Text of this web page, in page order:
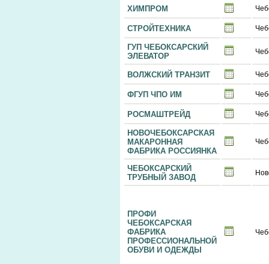
ХИМПРОМ
СТРОЙТЕХНИКА
ГУП ЧЕБОКСАРСКИЙ
ЭЛЕВАТОР
ВОЛЖСКИЙ ТРАНЗИТ
ФГУП ЧПО ИМ
РОСМАШТРЕЙД
НОВОЧЕБОКСАРСКАЯ
МАКАРОННАЯ
ФАБРИКА РОССИЯНКА
ЧЕБОКСАРСКИЙ
ТРУБНЫЙ ЗАВОД
ПРОФИ
ЧЕБОКСАРСКАЯ
ФАБРИКА
ПРОФЕССИОНАЛЬНОЙ
ОБУВИ И ОДЕЖДЫ